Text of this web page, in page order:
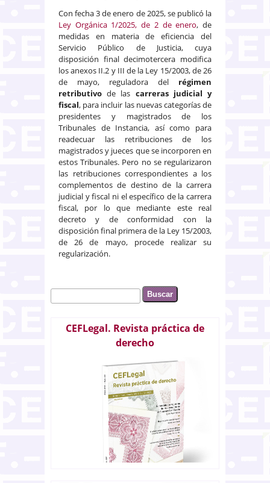
Con fecha 3 de enero de 2025, se publicó la
Ley Orgánica 1/2025, de 2 de enero, de
medidas en materia de eficiencia del
Servicio Público de Justicia, cuya
disposición final decimotercera modifica
los anexos II.2 y III de la Ley 15/2003, de 26
de mayo, reguladora del régimen
retributivo de las carreras judicial y
fiscal, para incluir las nuevas categorías de
presidentes y magistrados de los
Tribunales de Instancia, así como para
readecuar las retribuciones de los
magistrados y jueces que se incorporen en
estos Tribunales. Pero no se regularizaron
las retribuciones correspondientes a los
complementos de destino de la carrera
judicial y fiscal ni el específico de la carrera
fiscal, por lo que mediante este real
decreto y de conformidad con la
disposición final primera de la Ley 15/2003,
de 26 de mayo, procede realizar su
regularización.
Formulario de búsqueda
Buscar
CEFLegal. Revista práctica de
derecho